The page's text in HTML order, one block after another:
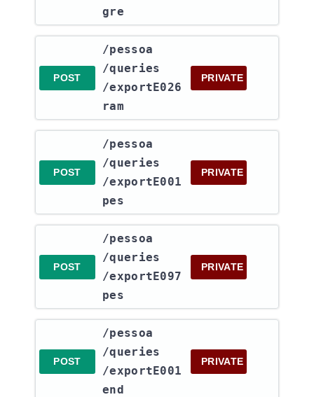
gre
POST
​/pessoa​
/queries​
/exportE026
ram
PRIVATE
POST
​/pessoa​
/queries​
/exportE001
pes
PRIVATE
POST
​/pessoa​
/queries​
/exportE097
pes
PRIVATE
POST
​/pessoa​
/queries​
/exportE001
end
PRIVATE